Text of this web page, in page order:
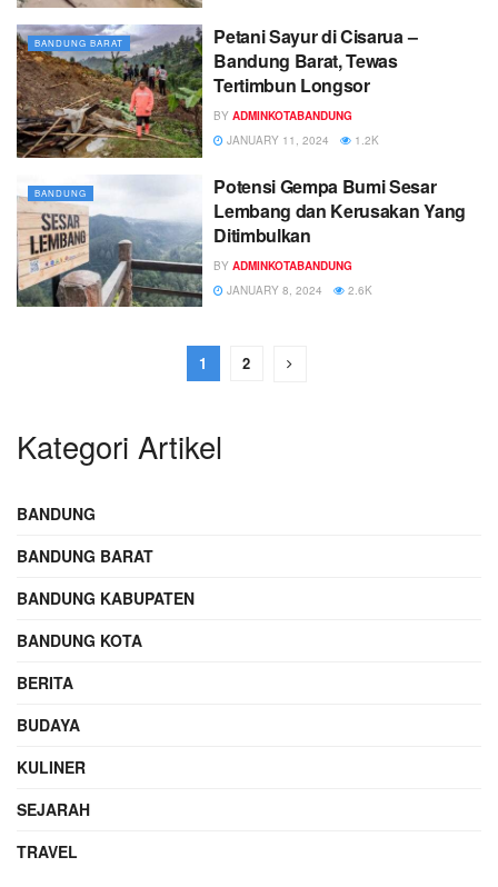
BANDUNG BARAT
Petani Sayur di Cisarua –
Bandung Barat, Tewas
Tertimbun Longsor
BY ADMINKOTABANDUNG
JANUARY 11, 2024
1.2K
BANDUNG
Potensi Gempa Bumi Sesar
Lembang dan Kerusakan Yang
Ditimbulkan
BY ADMINKOTABANDUNG
JANUARY 8, 2024
2.6K
1 2
Kategori Artikel
BANDUNG
BANDUNG BARAT
BANDUNG KABUPATEN
BANDUNG KOTA
BERITA
BUDAYA
KULINER
SEJARAH
TRAVEL